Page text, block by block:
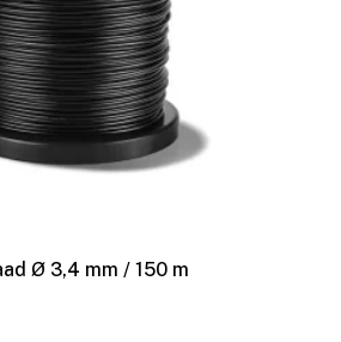
Ø 3,4 mm / 150 m